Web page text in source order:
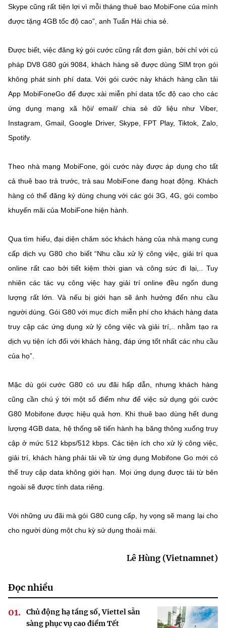
Skype cũng rất tiện lợi vì mỗi tháng thuê bao MobiFone của mình
được tặng 4GB tốc độ cao”, anh Tuấn Hải chia sẻ.
Được biết, việc đăng ký gói cước cũng rất đơn giản, bởi chỉ với cú
pháp DV8 G80 gửi 9084, khách hàng sẽ được dùng SIM trọn gói
không phát sinh phí data. Với gói cước này khách hàng cần tải
App MobiFoneGo để được xài miễn phí data tốc độ cao cho các
ứng dụng mạng xã hội/ email/ chia sẻ dữ liệu như Viber,
Instagram, Gmail, Google Driver, Skype, FPT Play, Tiktok, Zalo,
Spotify.
Theo nhà mạng MobiFone, gói cước này được áp dụng cho tất
cả thuê bao trả trước, trả sau MobiFone đang hoạt động. Khách
hàng có thể đăng ký dùng chung với các gói 3G, 4G, gói combo
khuyến mãi của MobiFone hiện hành.
Qua tìm hiểu, đại diện chăm sóc khách hàng của nhà mạng cung
cấp dịch vụ G80 cho biết “Nhu cầu xử lý công việc, giải trí qua
online rất cao bởi tiết kiệm thời gian và công sức đi lại,.. Tuy
nhiên các tác vụ công việc hay giải trí online đều ngốn dung
lượng rất lớn. Và nếu bị giới hạn sẽ ảnh hưởng đến nhu cầu
người dùng. Gói G80 với mục đích miễn phí cho khách hàng data
truy cập các ứng dụng xử lý công việc và giải trí,.. nhằm tạo ra
dịch vụ tiện ích đối với khách hàng, đáp ứng tốt nhất các nhu cầu
của họ”.
Mặc dù gói cước G80 có ưu đãi hấp dẫn, nhưng khách hàng
cũng cần chú ý tới một số điểm như để việc sử dụng gói cước
G80 Mobifone được hiệu quả hơn. Khi thuê bao dùng hết dung
lượng 4GB data, hệ thống sẽ tiến hành hạ băng thông xuống truy
cập ở mức 512 kbps/512 kbps. Các tiện ích cho xử lý công việc,
giải trí, khách hàng phải tải về từ ứng dụng Mobifone Go mới có
thể truy cập data không giới hạn. Mọi ứng dụng được tải từ bên
ngoài sẽ được tính data riêng.
Với những ưu đãi mà gói G80 cung cấp, hy vọng sẽ mang lại cho
cho người dùng một chu kỳ sử dụng thoải mái.
Lê Hùng (Vietnamnet)
Đọc nhiều
Chủ động hạ tầng số, Viettel sẵn
sàng phục vụ cao điểm Tết